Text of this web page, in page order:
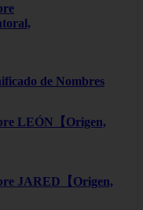
de Nombres
LEÓN【Origen,
JARED【Origen,